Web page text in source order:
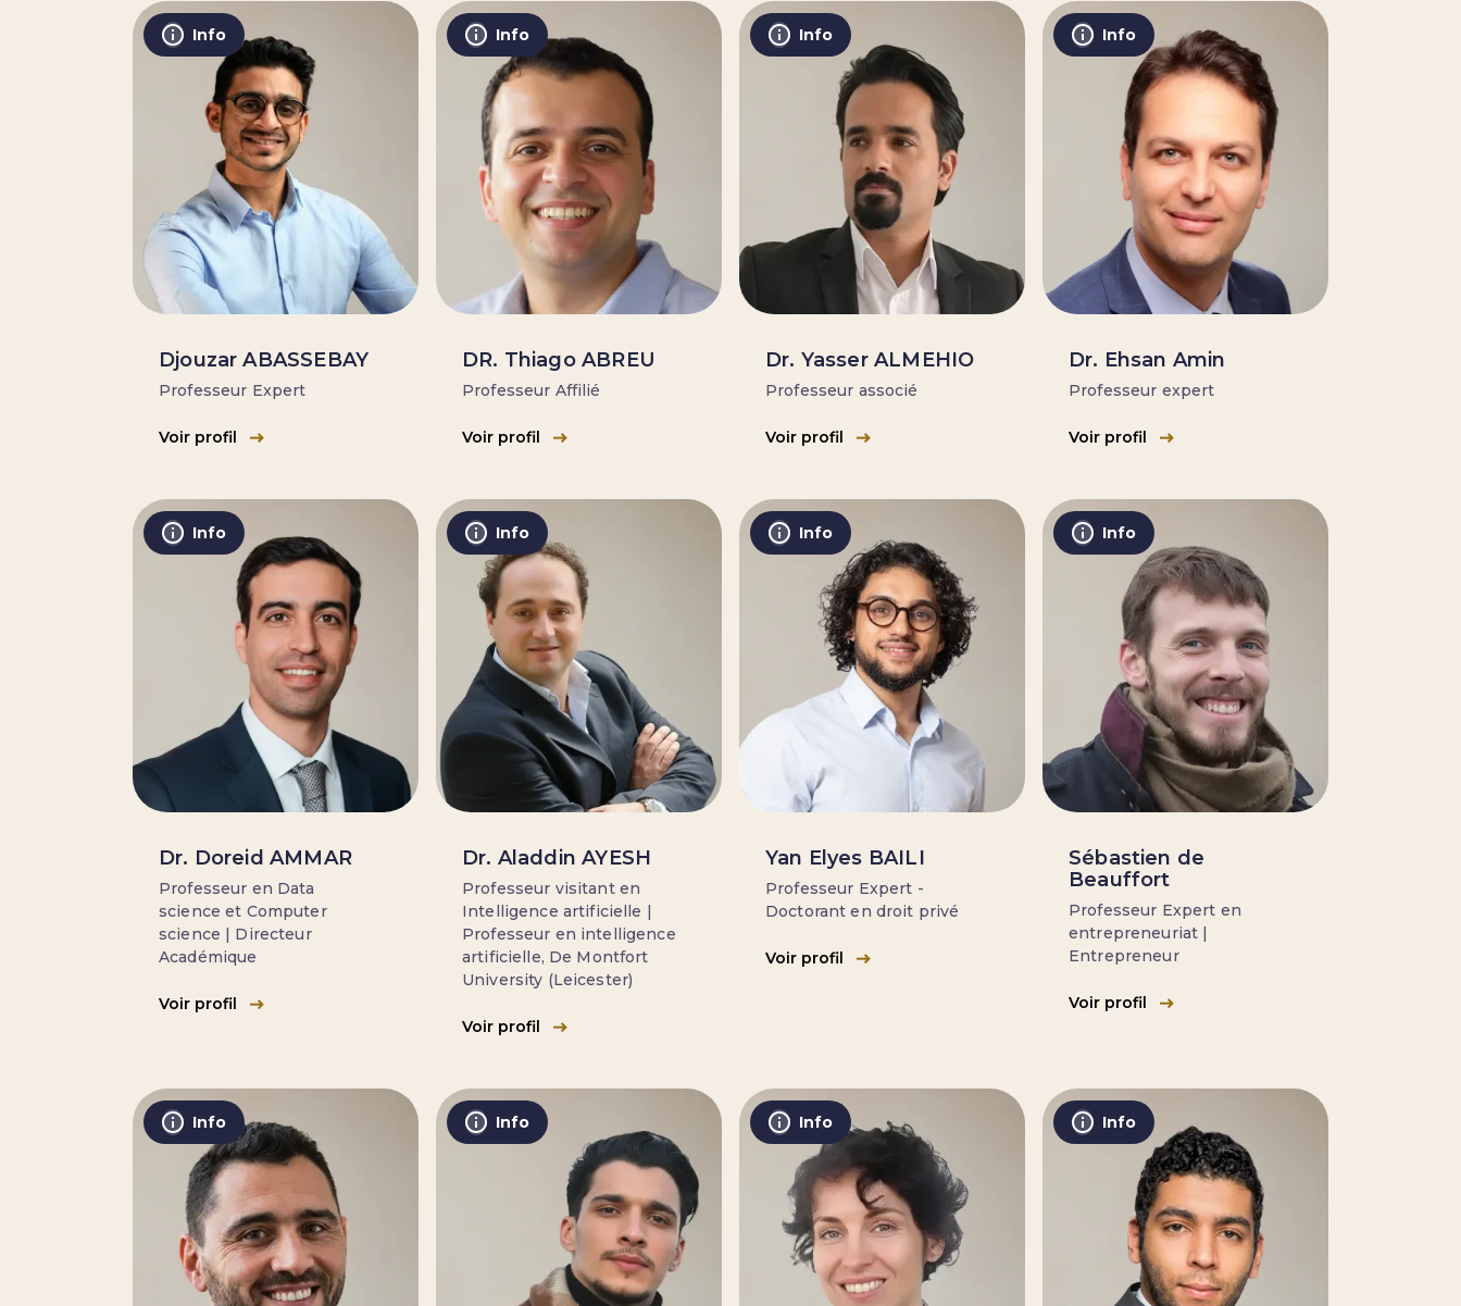
Info
Djouzar ABASSEBAY
Professeur Expert
Voir profil
Info
DR. Thiago ABREU
Professeur Affilié
Voir profil
Info
Dr. Yasser ALMEHIO
Professeur associé
Voir profil
Info
Dr. Ehsan Amin
Professeur expert
Voir profil
Info
Dr. Doreid AMMAR
Professeur en Data
science et Computer
science | Directeur
Académique
Voir profil
Info
Dr. Aladdin AYESH
Professeur visitant en
Intelligence artificielle |
Professeur en intelligence
artificielle, De Montfort
University (Leicester)
Voir profil
Info
Yan Elyes BAILI
Professeur Expert -
Doctorant en droit privé
Voir profil
Info
Sébastien de
Beauffort
Professeur Expert en
entrepreneuriat |
Entrepreneur
Voir profil
Info Info Info Info